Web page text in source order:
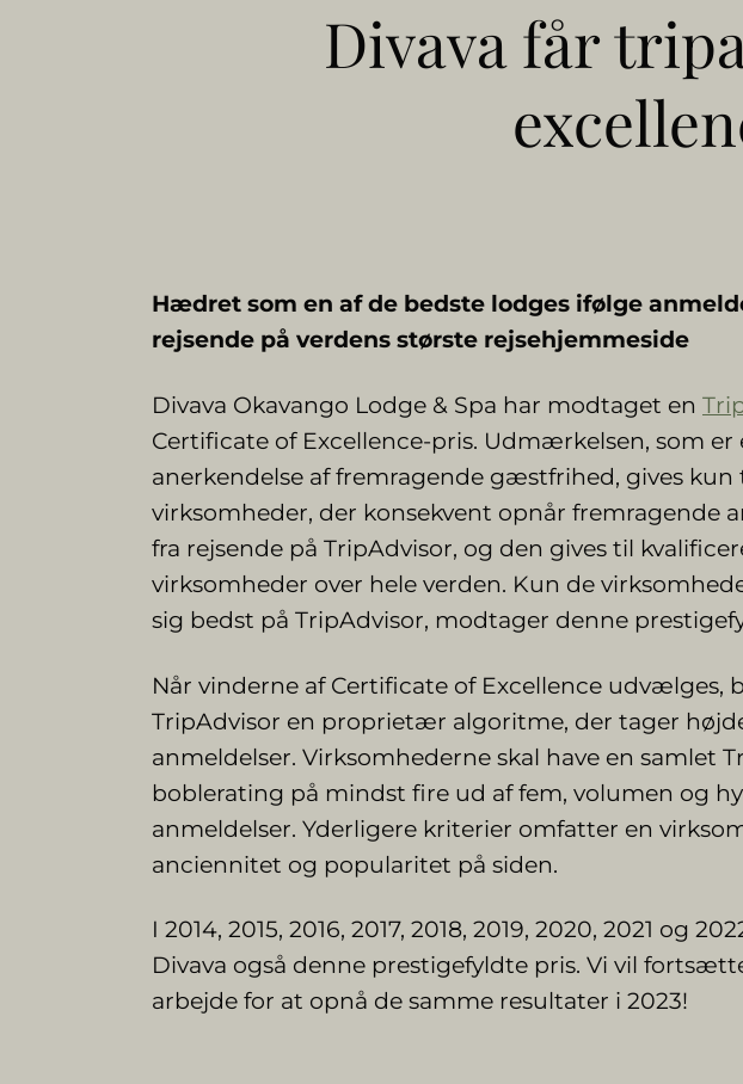
Divava får
Hædret som en af de bedste lodges ifølge
rejsende på verdens største rejsehjemmeside
Divava Okavango Lodge & Spa har modtaget en
Certificate of Excellence-pris. Udmærkelsen, som er
anerkendelse af fremragende gæstfrihed, gives kun
virksomheder, der konsekvent opnår fremragende
fra rejsende på TripAdvisor, og den gives til
virksomheder over hele verden. Kun de
sig bedst på TripAdvisor, modtager denne
Når vinderne af Certificate of Excellence udvælges,
TripAdvisor en proprietær algoritme, der tager
anmeldelser. Virksomhederne skal have en samlet
boblerating på mindst fire ud af fem, volumen og
anmeldelser. Yderligere kriterier omfatter en
anciennitet og popularitet på siden.
I 2014, 2015, 2016, 2017, 2018, 2019, 2020, 2021 og
Divava også denne prestigefyldte pris. Vi vil
arbejde for at opnå de samme resultater i 2023!